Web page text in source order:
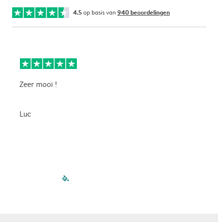
4.5op basis van 940 beoordelingen
Zeer mooi !
Luc
filled-pagination